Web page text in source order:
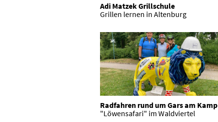
Adi Matzek Grillschule
Grillen lernen in Altenburg
Radfahren rund um Gars am Kamp
"Löwensafari" im Waldviertel